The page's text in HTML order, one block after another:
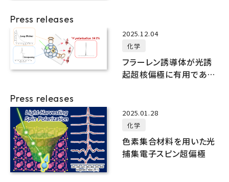
Press releases
2025.12.04
化学
フラーレン誘導体が光誘
起超核偏極に有用である
Press releases
2025.01.28
化学
色素集合材料を用いた光
捕集電子スピン超偏極